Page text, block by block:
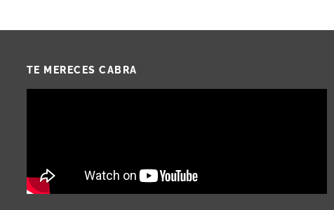
TE MERECES CABRA